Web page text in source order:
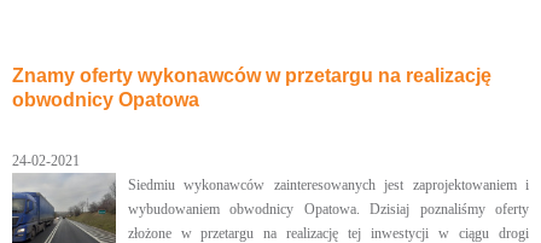
Znamy oferty wykonawców w przetargu na realizację
obwodnicy Opatowa
24-02-2021
Siedmiu wykonawców zainteresowanych jest zaprojektowaniem i
wybudowaniem obwodnicy Opatowa. Dzisiaj poznaliśmy oferty
złożone w przetargu na realizację tej inwestycji w ciągu drogi